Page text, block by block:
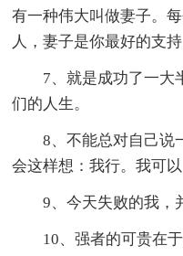
有一种伟大叫做妻子。
人，妻子是你最好的支
7、就是成功了一大
们的人生。
8、不能总对自己说
会这样想：我行。我可以
9、今天失败的我，并
10、强者的可贵在于